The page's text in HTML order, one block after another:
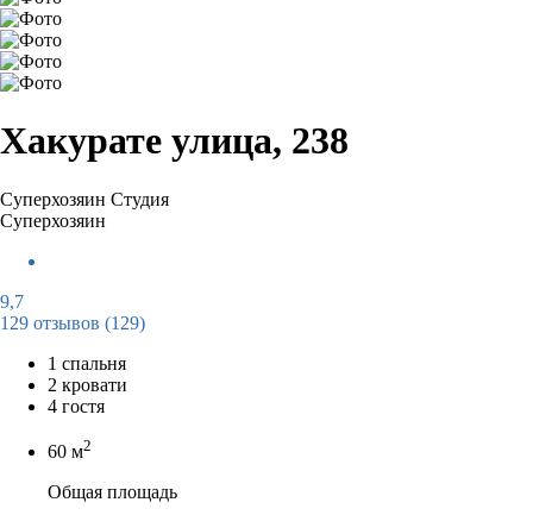
Хакурате улица, 238
Суперхозяин Студия
Суперхозяин
9,7
129 отзывов (129)
1 спальня
2 кровати
4 гостя
60 м2
Общая площадь